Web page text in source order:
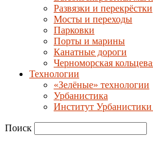
Развязки и перекрёстки
Мосты и переходы
Парковки
Порты и марины
Канатные дороги
Черноморская
Технологии
«Зелёные» технологии
Урбанистика
Институт
Поиск